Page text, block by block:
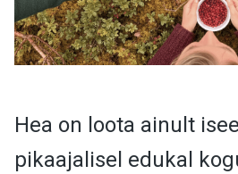
Hea on loota ainult
pikaajalisel edukal